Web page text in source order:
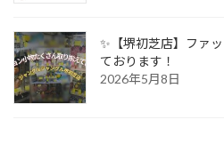
✨【堺初芝店】ファ
ております！
2026年5月8日